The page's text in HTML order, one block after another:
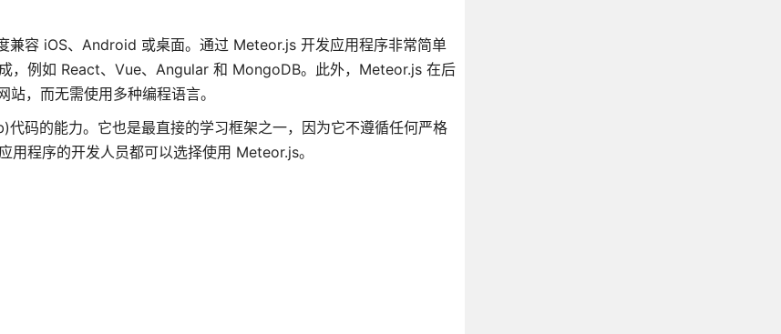
容 iOS、Android 或桌面。通过 Meteor.js 开发应用程序非常简单
，例如 React、Vue、Angular 和 MongoDB。此外，Meteor.js 在后
，而无需使用多种编程语言。
码的能力。它也是最直接的学习框架之一，因为它不遵循任何严格
程序的开发人员都可以选择使用 Meteor.js。